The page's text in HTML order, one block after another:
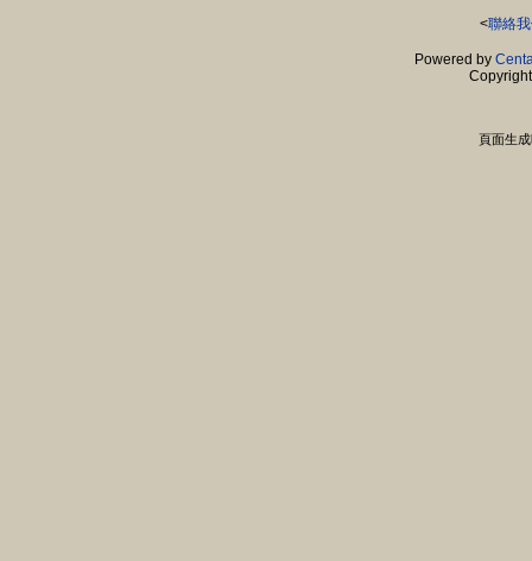
<聯絡
Powered by
頁面生